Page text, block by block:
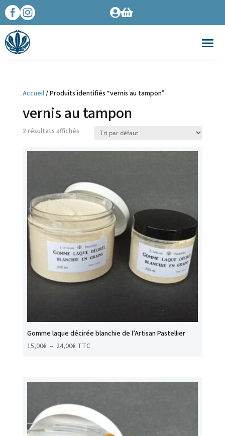
 
Accueil/ Produits identifiés “vernis au tampon”
vernis au tampon
2 résultats affichés
Gomme laque décirée blanchie de l’Artisan Pastellier
15,00€ – 24,00€Plage
15,00€
24,00€
TTC